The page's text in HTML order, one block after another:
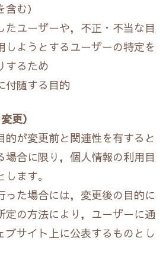
む）
たユーザーや，不正・不当な目
しようとするユーザーの特定を
するため
付随する目的
更）
的が変更前と関連性を有すると
場合に限り，個人情報の利用目
ます。
った場合には，変更後の目的に
定の方法により，ユーザーに通
ブサイト上に公表するものとし